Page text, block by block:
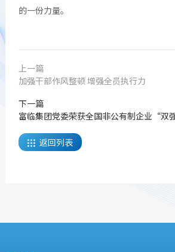
的一份力量。
上一篇
加强干部作风整顿 增强全员执行力
下一篇
富临集团党委荣获全国非公有制企业“双
 返回列表